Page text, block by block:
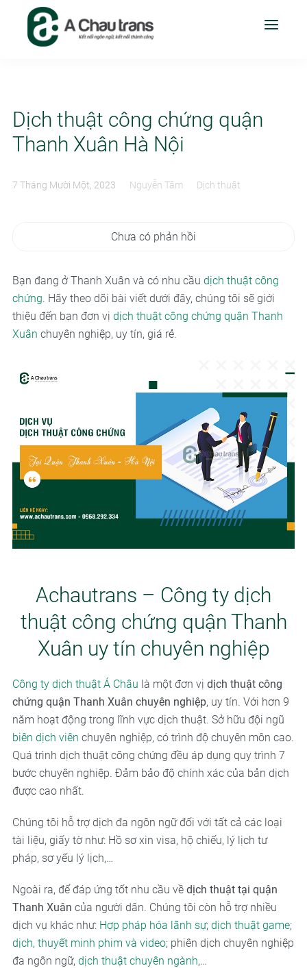
Dịch thuật công chứng quận
Thanh Xuân Hà Nội
7 Tháng Mười Một, 2023 Nguyễn Tâm Dịch thuật
Chưa có phản hồi
Bạn đang ở Thanh Xuân và có nhu cầu dịch thuật công
chứng. Hãy theo dõi bài viết dưới đây, chúng tôi sẽ giới
thiệu đến bạn đơn vị dịch thuật công chứng quận Thanh
Xuân chuyên nghiệp, uy tín, giá rẻ.
Achautrans – Công ty dịch
thuật công chứng quận Thanh
Xuân uy tín chuyên nghiệp
Công ty dịch thuật Á Châu là một đơn vị dịch thuật công
chứng quận Thanh Xuân chuyên nghiệp, uy tín. Với hơn 9
năm hoạt động trong lĩnh vực dịch thuật. Sở hữu đội ngũ
biên dịch viên chuyên nghiệp, có trình độ chuyên môn cao.
Quá trình dịch thuật công chứng đều áp dụng quy trình 7
bước chuyên nghiệp. Đảm bảo độ chính xác của bản dịch
được cao nhất.
Chúng tôi hỗ trợ dịch đa ngôn ngữ đối với tất cả các loại
tài liệu, giấy tờ như: Hồ sơ xin visa, hộ chiếu, lý lịch tư
pháp, sơ yếu lý lịch,…
Ngoài ra, để đáp ứng tốt nhu cầu về dịch thuật tại quận
Thanh Xuân của người dân. Chúng tôi còn hỗ trợ nhiều
dịch vụ khác như: Hợp pháp hóa lãnh sự; dịch thuật game;
dịch, thuyết minh phim và video; phiên dịch chuyên nghiệp
đa ngôn ngữ, dịch thuật chuyên ngành,…